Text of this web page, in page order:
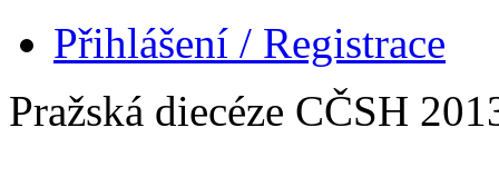
Přihlášení / Registrace
Pražská diecéze CČSH